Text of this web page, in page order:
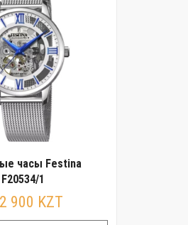
часы Festina
F20534/1
900 KZT